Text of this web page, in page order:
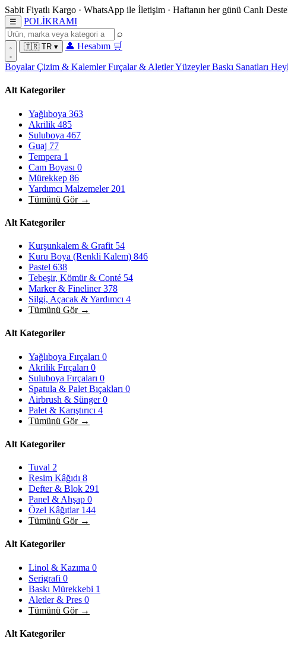
Sabit Fiyatlı Kargo · WhatsApp ile İletişim · Haftanın her günü Canlı
☰ POLİKRAMI
⌕
🇹🇷 TR ▾ 👤 Hesabım 🛒
BoyalarÇizim & KalemlerFırçalar & AletlerYüzeylerBaskı Sanatları
Alt Kategoriler
Yağlıboya 363
Akrilik 485
Suluboya 467
Guaj 77
Tempera 1
Cam Boyası 0
Mürekkep 86
Yardımcı Malzemeler 201
Tümünü Gör →
Alt Kategoriler
Kurşunkalem & Grafit 54
Kuru Boya (Renkli Kalem) 846
Pastel 638
Tebeşir, Kömür & Conté 54
Marker & Fineliner378
Silgi, Açacak & Yardımcı 4
Tümünü Gör →
Alt Kategoriler
Yağlıboya Fırçaları 0
Akrilik Fırçaları 0
Suluboya Fırçaları 0
Spatula & Palet Bıçakları 0
Airbrush & Sünger0
Palet & Karıştırıcı 4
Tümünü Gör →
Alt Kategoriler
Tuval 2
Resim Kâğıdı 8
Defter & Blok 291
Panel & Ahşap 0
Özel Kâğıtlar 144
Tümünü Gör →
Alt Kategoriler
Linol & Kazıma 0
Serigrafi 0
Baskı Mürekkebi 1
Aletler & Pres 0
Tümünü Gör →
Alt Kategoriler